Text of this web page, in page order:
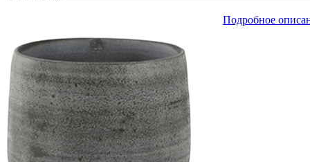
Подробное